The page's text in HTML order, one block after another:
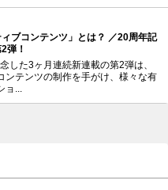
ブコンテンツ」とは？ ／20周年記
弾！
した3ヶ月連続新連載の第2弾は、
ンテンツの制作を手がけ、様々な有
ョ...